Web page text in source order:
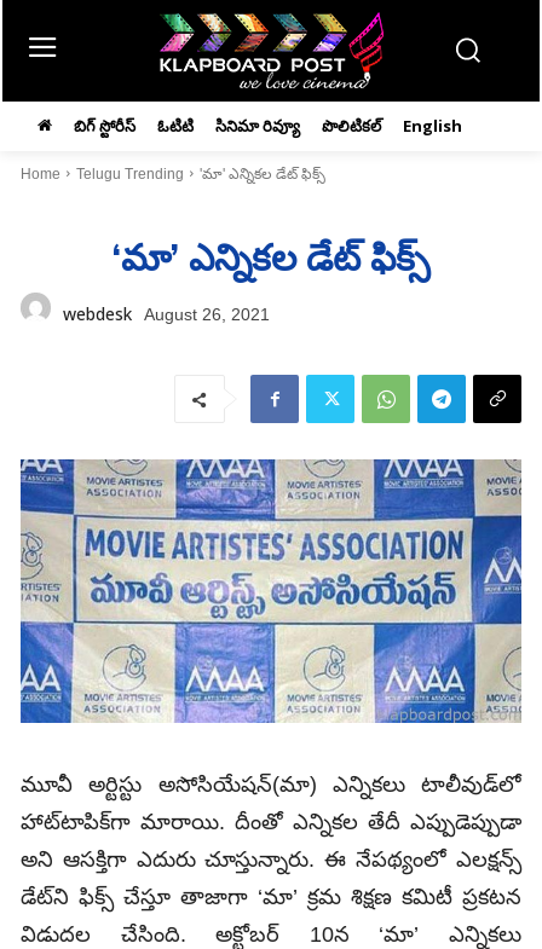
బిగ్ స్టోరీస్ ఓటిటి సినిమా రివ్యూ పొలిటికల్ English
Home Telugu Trending 'మా' ఎన్నికల డేట్‌ ఫిక్స్‌
‘మా’ ఎన్నికల డేట్‌ ఫిక్స్‌
webdesk August 26, 2021
మూవీ అర్టిస్టు అసోసియేషన్‌(మా) ఎన్నికలు టాలీవుడ్‌లో
హాట్‌టాపిక్‌గా మారాయి. దీంతో ఎన్నికల తేదీ ఎప్పుడెప్పుడా
అని ఆసక్తిగా ఎదురు చూస్తున్నారు. ఈ నేపథ్యంలో ఎలక్షన్స్‌
డేట్‌ని ఫిక్స్‌ చేస్తూ తాజాగా ‘మా’ క్రమ శిక్షణ కమిటీ ప్రకటన
విడుదల చేసింది. అక్టోబర్‌ 10న ‘మా’ ఎన్నికలు